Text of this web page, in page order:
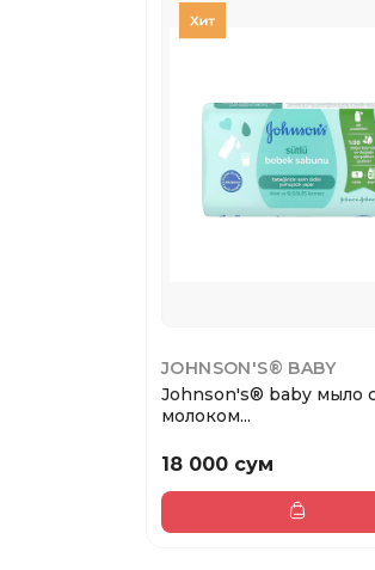
JOHNSON'S® BABY
Johnson's® baby мыло
молоком...
18 000 сум